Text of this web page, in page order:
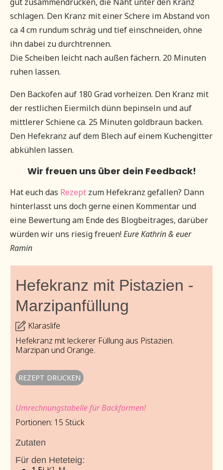
schlagen. Den Kranz mit einer Schere im Abstand von
ca 4 cm rundum schräg und tief einschneiden, ohne
ihn dabei zu durchtrennen.
Die Scheiben leicht nach außen fächern. 20 Minuten
ruhen lassen.
Den Backofen auf 180 Grad vorheizen. Den Kranz mit
der restlichen Eiermilch dünn bepinseln und auf
mittlerer Schiene ca. 25 Minuten goldbraun backen.
Den Hefekranz auf dem Blech auf einem Kuchengitter
abkühlen lassen.
Wir freuen uns über dein Feedback!
Hat euch das Rezept zum Hefekranz gefallen? Dann
hinterlasst uns doch gerne einen Kommentar und
eine Bewertung am Ende des Blogbeitrages, darüber
würden wir uns riesig freuen!Eure Kathrin & euer
Ramin
Hefekranz mit Pistazien -
Marzipanfüllung
Klaraslife
Hefekranz mit leckerer Füllung aus Pistazien.
Marzipan und Orange.
REZEPT DRUCKEN
Umrechnungstabelle für Backformen!
Portionen: 15 Stück
Zutaten
Für den Heteteig: